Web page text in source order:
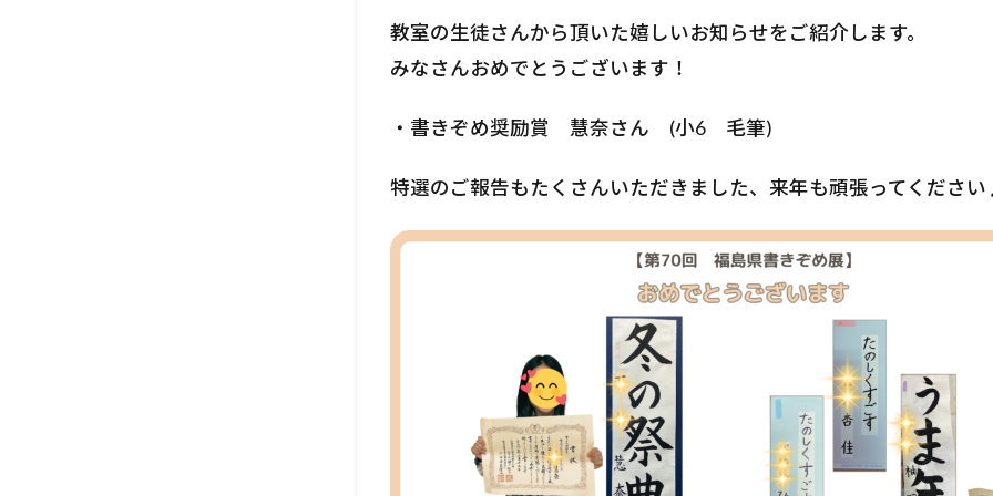
教室の生徒さんから頂いた嬉しいお知らせをご紹介します。
みなさんおめでとうございます！
・書きぞめ奨励賞 慧奈さん (小6 毛筆)
特選のご報告もたくさんいただきました、来年も頑張ってくださ